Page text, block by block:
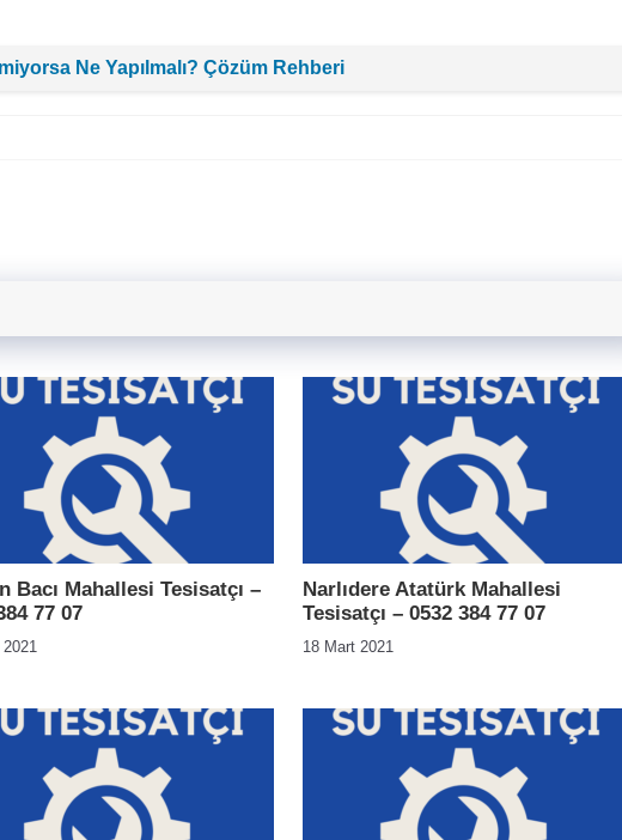
Ne Yapılmalı? Çözüm Rehberi
Bacı Mahallesi Tesisatçı –
77 07
Narlıdere Atatürk Mahallesi
Tesisatçı – 0532 384 77 07
18 Mart 2021